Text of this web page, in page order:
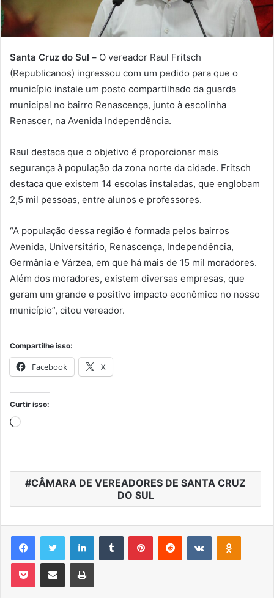
Santa Cruz do Sul – O vereador Raul Fritsch
(Republicanos) ingressou com um pedido para que o
município instale um posto compartilhado da guarda
municipal no bairro Renascença, junto à escolinha
Renascer, na Avenida Independência.
Raul destaca que o objetivo é proporcionar mais
segurança à população da zona norte da cidade. Fritsch
destaca que existem 14 escolas instaladas, que englobam
2,5 mil pessoas, entre alunos e professores.
“A população dessa região é formada pelos bairros
Avenida, Universitário, Renascença, Independência,
Germânia e Várzea, em que há mais de 15 mil moradores.
Além dos moradores, existem diversas empresas, que
geram um grande e positivo impacto econômico no nosso
município”, citou vereador.
Compartilhe isso:
Facebook X
Curtir isso:
Carregando...
CÂMARA DE VEREADORES DE SANTA CRUZ
DO SUL
FacebookTwitter LinkedinTumblr PinterestReddit VK OK
Pocket Compartilhar via e-mail Imprimir